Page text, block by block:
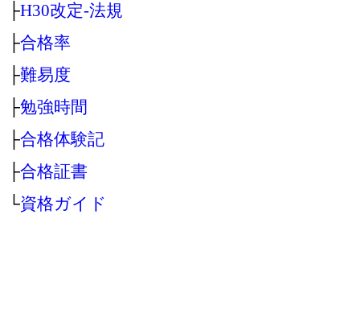
├H30改定‐法規
├合格率
├難易度
├勉強時間
├合格体験記
├合格証書
└資格ガイド